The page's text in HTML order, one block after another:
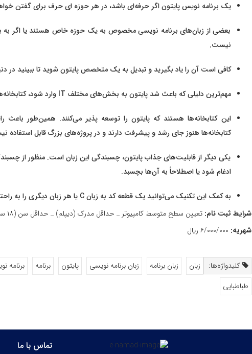
یک برنامه نویس پایتون اگر حرفه‌ای باشد، در هر حوزه ای حرف برای گفتن
بعضی از زبان‌های برنامه نویسی مخصوص به یک حوزه خاص هستند یا اگر به
نیست.
کافی است آن را یاد بگیرید و تبدیل به یک متخصص پایتون شوید تا ببینید در
مهم‌ترین دلیلی که باعث شد پایتون به بخش‌های مختلف IT وارد شود، کتابخانه‌ها بودند.
این کتابخانه‌ها هستند که پایتون را توسعه پذیر می‌کنند. همین‌طور
کتابخانه‌ها هنوز جای رشد و پیشرفت دارند و در پروژه‌های بزرگ قابل استفاده
یکی دیگر از قابلیت‌های جذاب پایتون، چسبندگی این زبان است. منظور از
ادغام شود یا اصطلاحاً به آن‌ها بچسبد.
به کمک این تکنیک می‌توانید یک قطعه کد به زبان C یا هر زبان دیگری را به راحتی به پروژه خود اضافه کنید.
شرایط ثبت نام: تعیین سطح متوسط کامپیوتر _ حداقل مدرک (دیپلم) _ حداقل سن (۱۸ سال)
شهریه:
کلیدواژه‌ها: زبان زبان برنامه زبان برنامه نویسی پایتون برنامه برنامه
طباطبایی
تماس با ما